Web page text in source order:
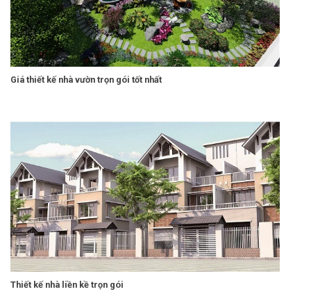
Giá thiết kế nhà vườn trọn gói tốt nhất
Thiết kế nhà liền kề trọn gói